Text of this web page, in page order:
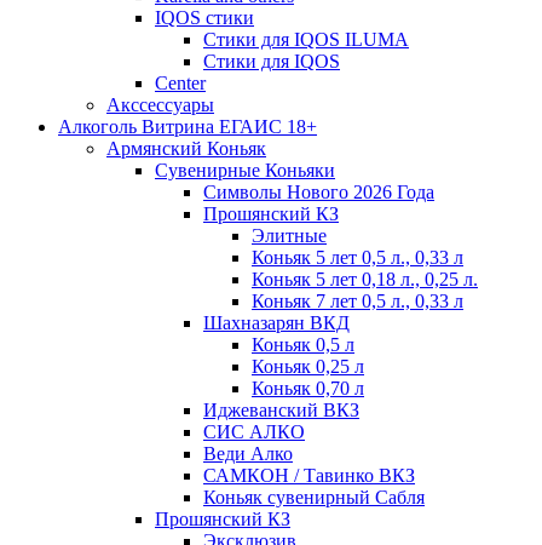
IQOS стики
Стики для IQOS ILUMA
Стики для IQOS
Сenter
Акссессуары
Алкоголь Витрина ЕГАИС 18+
Армянский Коньяк
Сувенирные Коньяки
Символы Нового 2026 Года
Прошянский КЗ
Элитные
Коньяк 5 лет 0,5 л., 0,33 л
Коньяк 5 лет 0,18 л., 0,25 л.
Коньяк 7 лет 0,5 л., 0,33 л
Шахназарян ВКД
Коньяк 0,5 л
Коньяк 0,25 л
Коньяк 0,70 л
Иджеванский ВКЗ
СИС АЛКО
Веди Алко
САМКОН / Тавинко ВКЗ
Коньяк сувенирный Сабля
Прошянский КЗ
Эксклюзив